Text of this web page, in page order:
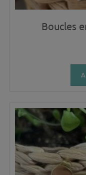
Boucles